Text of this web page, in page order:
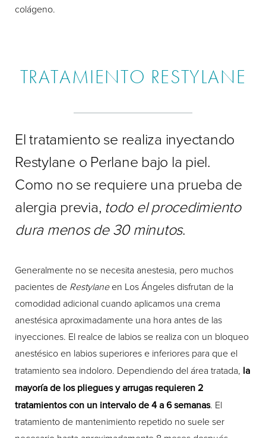
colágeno.
TRATAMIENTO RESTYLANE
El tratamiento se realiza inyectando
Restylane o Perlane bajo la piel.
Como no se requiere una prueba de
alergia previa, todo el procedimiento
dura menos de 30 minutos.
Generalmente no se necesita anestesia, pero muchos
pacientes de Restylaneen Los Ángeles disfrutan de la
comodidad adicional cuando aplicamos una crema
anestésica aproximadamente una hora antes de las
inyecciones. El realce de labios se realiza con un bloqueo
anestésico en labios superiores e inferiores para que el
tratamiento sea indoloro. Dependiendo del área tratada, la
mayoría de los pliegues y arrugas requieren 2
tratamientos con un intervalo de 4 a 6 semanas. El
tratamiento de mantenimiento repetido no suele ser